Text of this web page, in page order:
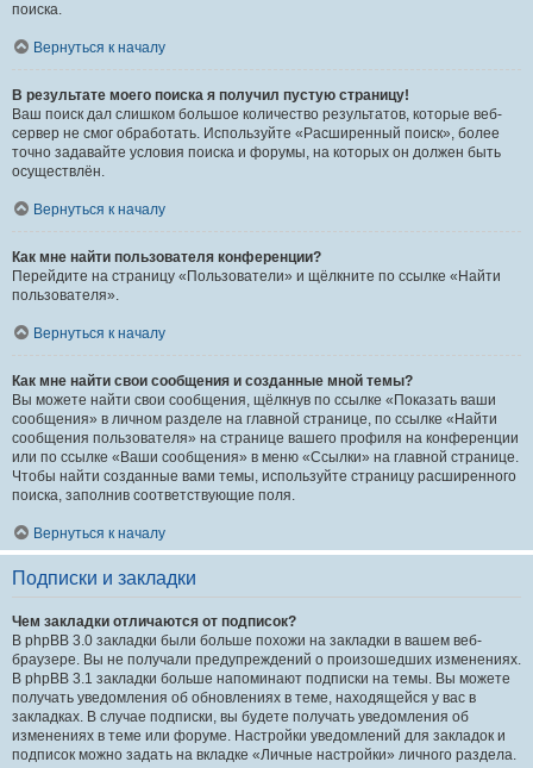
поиска.
Вернуться к началу
В результате моего поиска я получил пустую страницу!
Ваш поиск дал слишком большое количество результатов, которые веб-
сервер не смог обработать. Используйте «Расширенный поиск», более
точно задавайте условия поиска и форумы, на которых он должен быть
осуществлён.
Вернуться к началу
Как мне найти пользователя конференции?
Перейдите на страницу «Пользователи» и щёлкните по ссылке «Найти
пользователя».
Вернуться к началу
Как мне найти свои сообщения и созданные мной темы?
Вы можете найти свои сообщения, щёлкнув по ссылке «Показать ваши
сообщения» в личном разделе на главной странице, по ссылке «Найти
сообщения пользователя» на странице вашего профиля на конференции
или по ссылке «Ваши сообщения» в меню «Ссылки» на главной странице.
Чтобы найти созданные вами темы, используйте страницу расширенного
поиска, заполнив соответствующие поля.
Вернуться к началу
Подписки и закладки
Чем закладки отличаются от подписок?
В phpBB 3.0 закладки были больше похожи на закладки в вашем веб-
браузере. Вы не получали предупреждений о произошедших изменениях.
В phpBB 3.1 закладки больше напоминают подписки на темы. Вы можете
получать уведомления об обновлениях в теме, находящейся у вас в
закладках. В случае подписки, вы будете получать уведомления об
изменениях в теме или форуме. Настройки уведомлений для закладок и
подписок можно задать на вкладке «Личные настройки» личного раздела.